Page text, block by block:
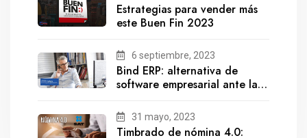
Estrategias para vender más
este Buen Fin 2023
6 septiembre, 2023
Bind ERP: alternativa de
software empresarial ante la
31 mayo, 2023
Timbrado de nómina 4.0: